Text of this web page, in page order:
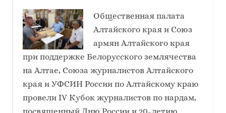
Общественная палата
Алтайского края и Союз
армян Алтайского края
при поддержке Белорусского землячества
на Алтае, Союза журналистов Алтайского
края и УФСИН России по Алтайскому краю
провели IV Кубок журналистов по нардам,
посвященный Дню России и 20-летию